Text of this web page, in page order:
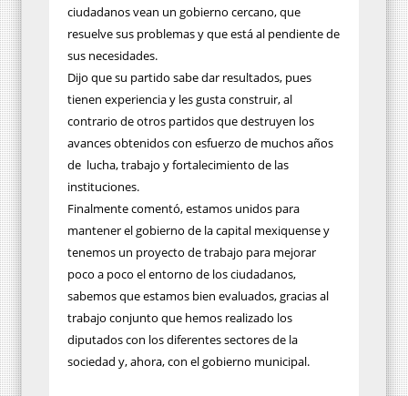
ciudadanos vean un gobierno cercano, que
resuelve sus problemas y que está al pendiente de
sus necesidades.
Dijo que su partido sabe dar resultados, pues
tienen experiencia y les gusta construir, al
contrario de otros partidos que destruyen los
avances obtenidos con esfuerzo de muchos años
de lucha, trabajo y fortalecimiento de las
instituciones.
Finalmente comentó, estamos unidos para
mantener el gobierno de la capital mexiquense y
tenemos un proyecto de trabajo para mejorar
poco a poco el entorno de los ciudadanos,
sabemos que estamos bien evaluados, gracias al
trabajo conjunto que hemos realizado los
diputados con los diferentes sectores de la
sociedad y, ahora, con el gobierno municipal.